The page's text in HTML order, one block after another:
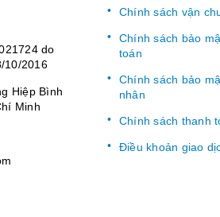
do
10/2016
Hiệp Bình
Minh
Chính sách vận
Chính sách bảo
toán
Chính sách bảo
nhân
Chính sách thanh
Điều khoản giao